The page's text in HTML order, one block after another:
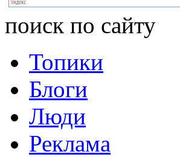
поиск по сайту
Топики
Блоги
Люди
Реклама